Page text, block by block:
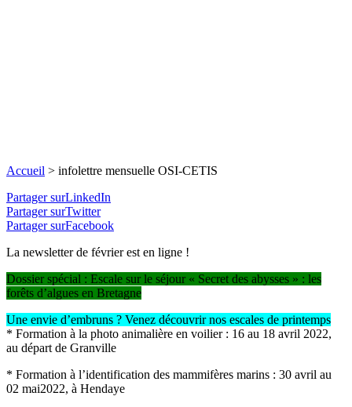
Accueil > infolettre mensuelle OSI-CETIS
Partager surLinkedIn
Partager surTwitter
Partager surFacebook
La newsletter de février est en ligne !
Dossier spécial : Escale sur le séjour « Secret des abysses » : les
forêts d’algues en Bretagne
Une envie d’embruns ? Venez découvrir nos escales de printemps
* Formation à la photo animalière en voilier : 16 au 18 avril 2022,
au départ de Granville
* Formation à l’identification des mammifères marins : 30 avril au
02 mai2022, à Hendaye